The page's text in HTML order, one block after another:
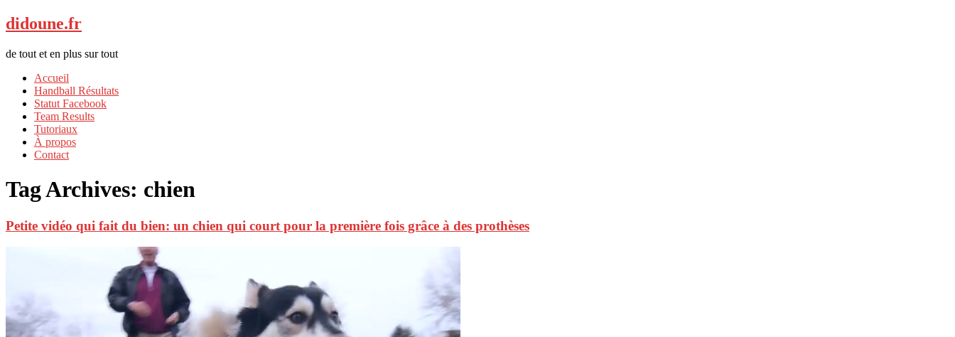
didoune.fr
de tout et en plus sur tout
Accueil
Handball Résultats
Statut Facebook
Team Results
Tutoriaux
À propos
Contact
Tag Archives: chien
Petite vidéo qui fait du bien: un chien qui court pour la première fois grâce à des prothèses